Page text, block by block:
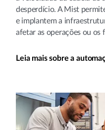
desperdício. A Mist
e implantem a
afetar as operações ou os
Leia mais sobre a